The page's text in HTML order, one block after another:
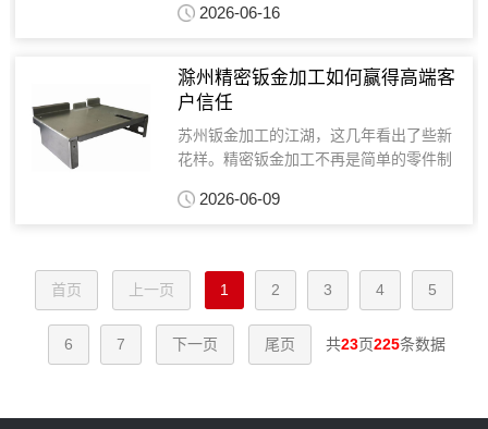
单的规模效应。最近琢磨，可能是对材料
大，说小不小。数不清...
2026-06-16
滁州精密钣金加工如何赢得高端客
户信任
苏州钣金加工的江湖，这几年看出了些新
花样。精密钣金加工不再是简单的零件制
我最近碰到的那个案例，就特别能说明问
2026-06-09
首页 上一页 1 2 3 4 5
6 7 下一页 尾页 共23页225条数据